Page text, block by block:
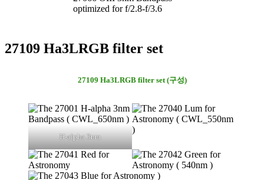
optimized for f/2.8-f/3.6
27109 Ha3LRGB filter set
27109 Ha3LRGB filter set (구성)
H-alpha 3nm